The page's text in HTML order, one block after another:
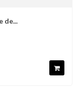
de...